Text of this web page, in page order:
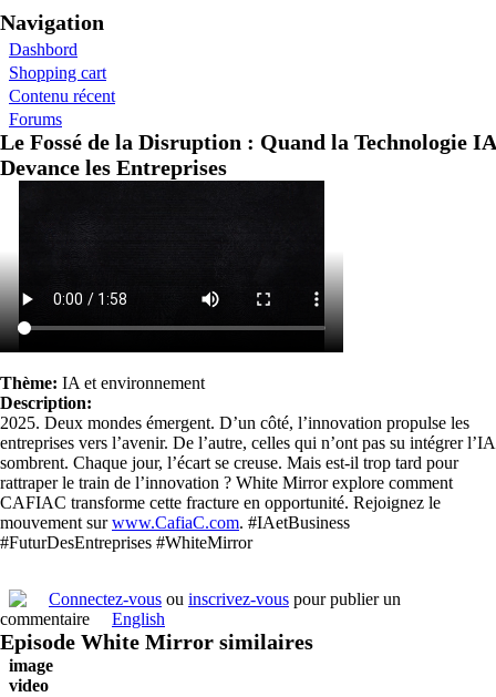
Navigation
Dashbord
Shopping cart
Contenu récent
Forums
Le Fossé de la Disruption : Quand la Technologie IA
Devance les Entreprises
Thème: IA et environnement
Description:
2025. Deux mondes émergent. D’un côté, l’innovation propulse les
entreprises vers l’avenir. De l’autre, celles qui n’ont pas su intégrer l’IA
sombrent. Chaque jour, l’écart se creuse. Mais est-il trop tard pour
rattraper le train de l’innovation ? White Mirror explore comment
CAFIAC transforme cette fracture en opportunité. Rejoignez le
mouvement surwww.CafiaC.com. #IAetBusiness
#FuturDesEntreprises #WhiteMirror
Connectez-vous ou inscrivez-vous pour publier un
commentaire
English
Episode White Mirror similaires
image
video